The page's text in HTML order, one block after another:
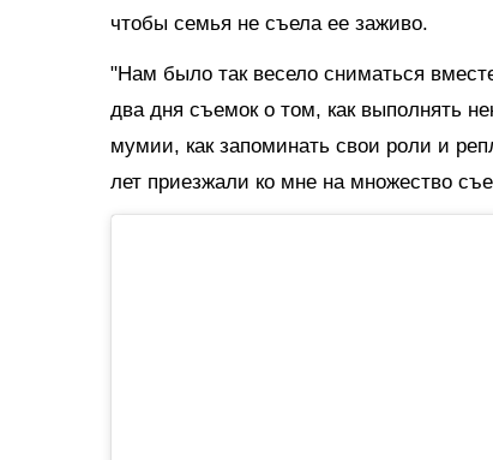
чтобы семья не съела ее заживо.
"Нам было так весело сниматься
два дня съемок о том, как выполнять
мумии, как запоминать свои роли и
лет приезжали ко мне на множество